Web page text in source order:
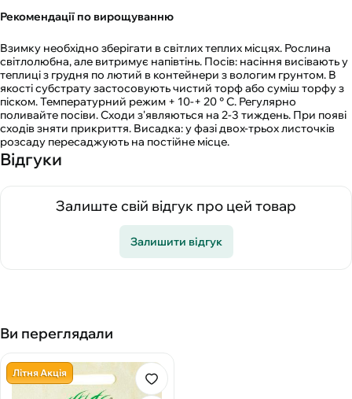
Рекомендації по вирощуванню
Взимку необхідно зберігати в світлих теплих місцях. Рослина
світлолюбна, але витримує напівтінь. Посів: насіння висівають у
теплиці з грудня по лютий в контейнери з вологим грунтом. В
якості субстрату застосовують чистий торф або суміш торфу з
піском. Температурний режим + 10-+ 20 ° С. Регулярно
поливайте посіви. Сходи з'являються на 2-3 тиждень. При появі
сходів зняти прикриття. Висадка: у фазі двох-трьох листочків
розсаду пересаджують на постійне місце.
Відгуки
Залиште свій відгук про цей товар
Залишити відгук
Ви переглядали
Літня Акція